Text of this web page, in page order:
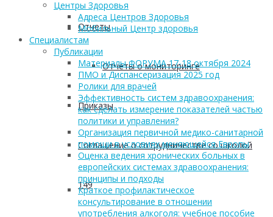
Отчеты
Отчеты о мониторинге
Приказы
Соглашение о сотрудничестве со школой
149
Центры Здоровья
Адреса Центров Здоровья
Мобильный Центр здоровья
Cпециалистам
Публикации
Материалы ФОРУМА 17-18 октября 2024
ПМО и Диспансеризация 2025 год
Ролики для врачей
Эффективность систем здравоохранения:
как сделать измерение показателей частью
политики и управления?
Организация первичной медико-санитарной
помощи в условиях меняющейся Европы
Оценка ведения хронических больных в
европейских системах здравоохранения:
принципы и подходы
Краткое профилактическое
консультирование в отношении
употребления алкоголя: учебное пособие